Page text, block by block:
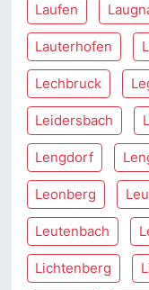
Laufen
Lauterhofen
Lechbruck
Leidersbach
Lengdorf
Leonberg
Leutenbach
Lichtenberg